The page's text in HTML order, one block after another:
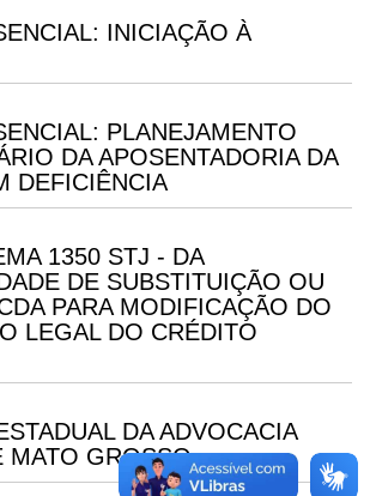
INICIAÇÃO À
PLANEJAMENTO
DA APOSENTADORIA DA
DEFICIÊNCIA
1350 STJ - DA
DE SUBSTITUIÇÃO OU
PARA MODIFICAÇÃO DO
LEGAL DO CRÉDITO
DA ADVOCACIA
MATO GROSSO